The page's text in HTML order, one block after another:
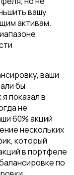
вашу
активам.
ваши
бы
показал в
не
60% акций
нескольких
который
в портфеле
по